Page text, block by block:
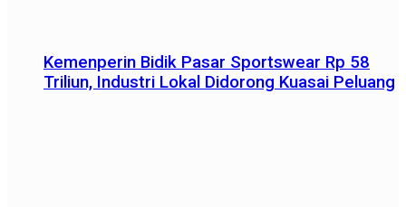
Kemenperin Bidik Pasar Sportswear Rp 58
Triliun, Industri Lokal Didorong Kuasai Peluang